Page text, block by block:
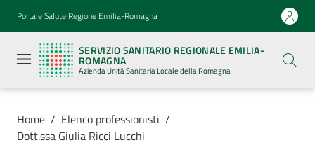
Vai al contenuto
Vai alla navigazione
Vai al footer
Portale Salute Regione Emilia-Romagna
SERVIZIO SANITARIO REGIONALE EMILIA-
ROMAGNA
Azienda Unità Sanitaria Locale della Romagna
Sanitario
Regionale
Emilia-
Romagna
Azienda
Sanitaria
Locale della
Romagna
Home / Elenco professionisti /
Dott.ssa Giulia Ricci Lucchi